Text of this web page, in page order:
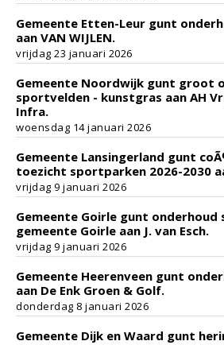
Gemeente Etten-Leur gunt
aan VAN WIJLEN.
vrijdag 23 januari 2026
Gemeente Noordwijk gunt groot
sportvelden - kunstgras aan AH
Infra.
woensdag 14 januari 2026
Gemeente Lansingerland gunt
toezicht sportparken 2026-2030
vrijdag 9 januari 2026
Gemeente Goirle gunt
gemeente Goirle aan J. van Esch.
vrijdag 9 januari 2026
Gemeente Heerenveen gunt
aan De Enk Groen & Golf.
donderdag 8 januari 2026
Gemeente Dijk en Waard gunt